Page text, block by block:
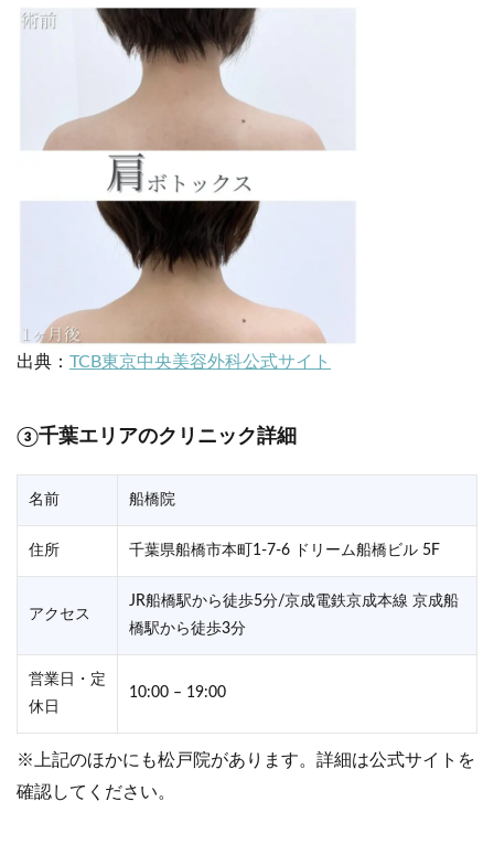
出典： TCB東京中央美容外科公式サイト
③千葉エリアのクリニック詳細
名前 船橋院
住所 千葉県船橋市本町1-7-6 ドリーム船橋ビル 5F
アクセス
JR船橋駅から徒歩5分/京成電鉄京成本線 京成船
橋駅から徒歩3分
営業日・定
休日
10:00 – 19:00
※上記のほかにも松戸院があります。詳細は公式サイトを
確認してください。